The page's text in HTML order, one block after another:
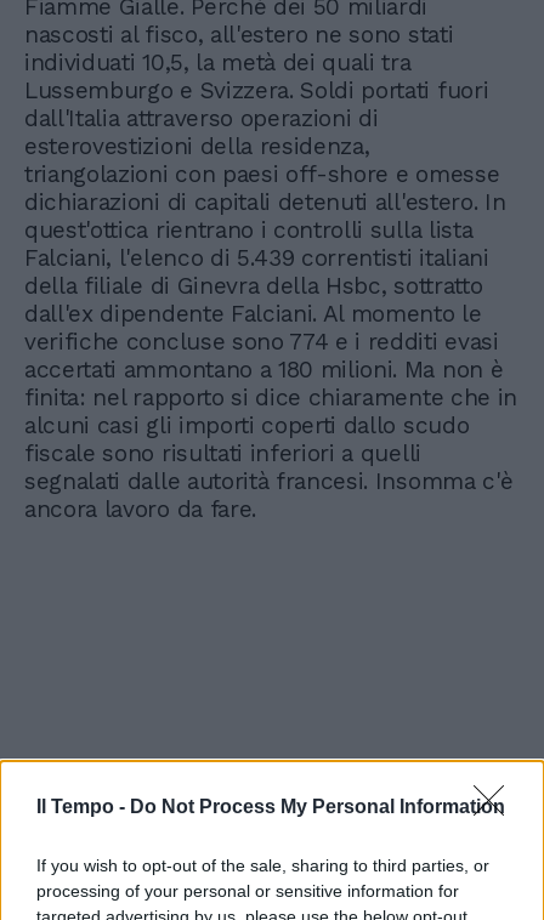
Il Tempo - Do Not Process My Personal Information
If you wish to opt-out of the sale, sharing to third parties, or
processing of your personal or sensitive information for
Fiamme Gialle. Perché dei 50 miliardi
nascosti al fisco, all'estero ne sono stati
individuati 10,5, la metà dei quali tra
Lussemburgo e Svizzera. Soldi portati fuori
dall'Italia attraverso operazioni di
esterovestizioni della residenza,
triangolazioni con paesi off-shore e omesse
dichiarazioni di capitali detenuti all'estero. In
quest'ottica rientrano i controlli sulla lista
Falciani, l'elenco di 5.439 correntisti italiani
della filiale di Ginevra della Hsbc, sottratto
dall'ex dipendente Falciani. Al momento le
verifiche concluse sono 774 e i redditi evasi
accertati ammontano a 180 milioni. Ma non è
finita: nel rapporto si dice chiaramente che in
alcuni casi gli importi coperti dallo scudo
fiscale sono risultati inferiori a quelli
segnalati dalle autorità francesi. Insomma c'è
ancora lavoro da fare.